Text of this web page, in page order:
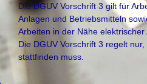
Die DGUV Vorschrift 3 gilt für
Anlagen und Betriebsmitteln
Arbeiten in der Nähe elektrischer
Die DGUV Vorschrift 3 regelt
stattfinden muss.